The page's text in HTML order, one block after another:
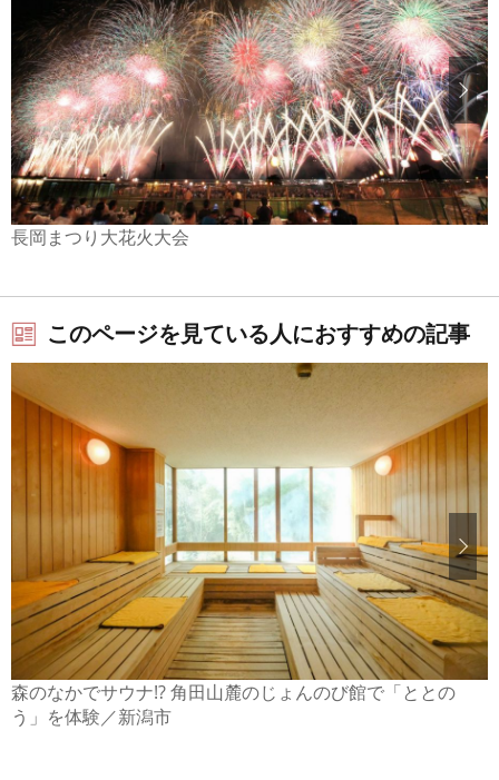
長岡まつり大花火大会
このページを見ている人におすすめの記事
森のなかでサウナ!? 角田山麓のじょんのび館で「ととの
う」を体験／新潟市